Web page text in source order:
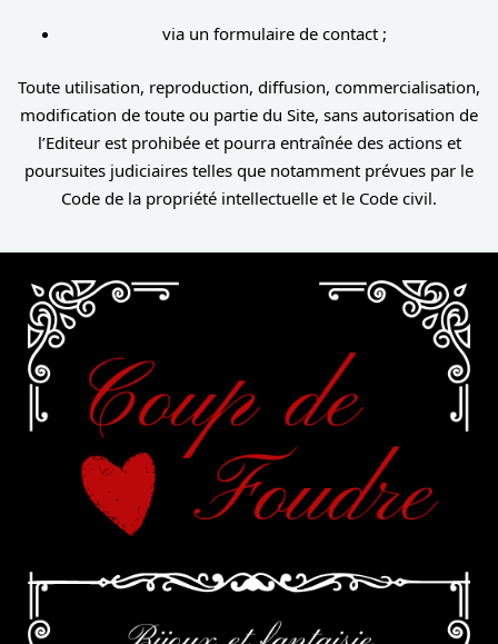
via un formulaire de contact ;
Toute utilisation, reproduction, diffusion, commercialisation,
modification de toute ou partie du Site, sans autorisation de
l’Editeur est prohibée et pourra entraînée des actions et
poursuites judiciaires telles que notamment prévues par le
Code de la propriété intellectuelle et le Code civil.